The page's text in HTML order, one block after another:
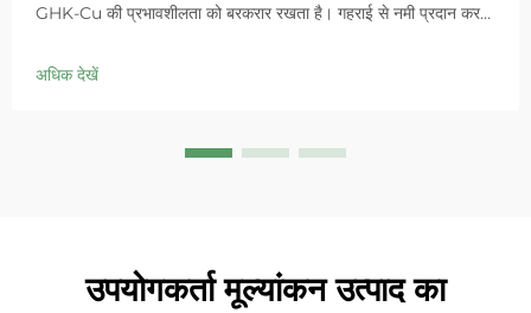
GHK-Cu की प्रभावशीलता को बरकरार रखता है। गहराई से नमी प्रदान करता
आज ही 'स्मॉल ब्लू चैम्बर' समाधान आजमाएं।
अधिक देखें
उपयोगकर्ता मूल्यांकन उत्पाद का